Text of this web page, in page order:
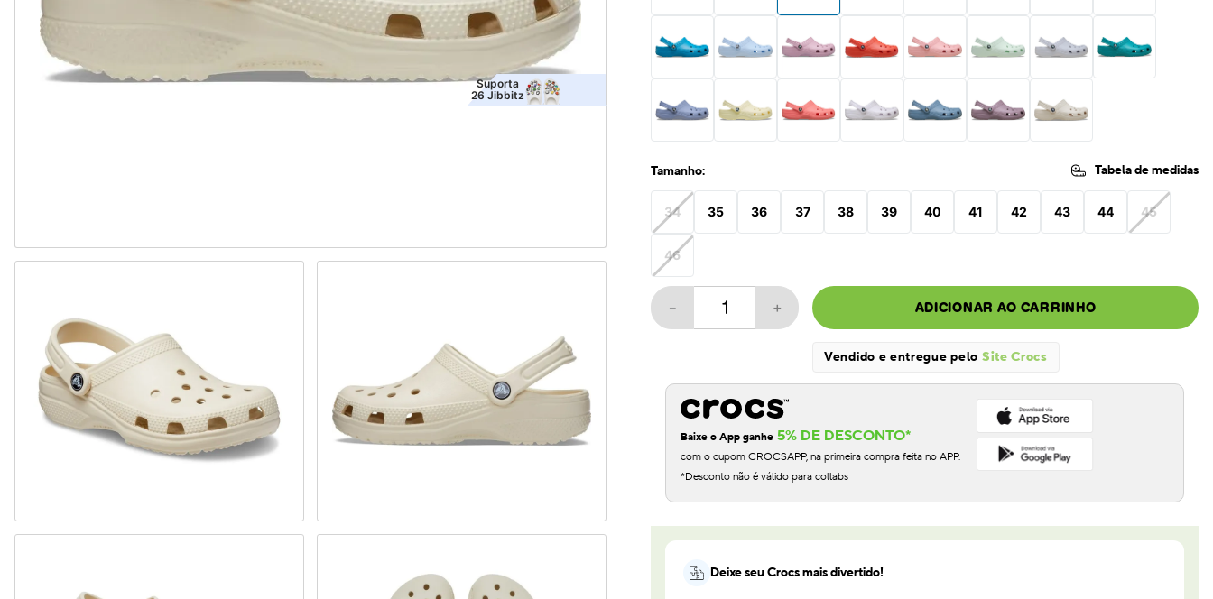
Suporta
26 Jibbitz
Tamanho: Tabela de medidas
34 35 36 37 38 39 40 41 42 43 44 45
46
＋
－ ADICIONAR AO CARRINHO
Vendido e entregue pelo Site Crocs
Baixe o App ganhe 5% DE DESCONTO*
com o cupom CROCSAPP, na primeira compra feita no APP.
*Desconto não é válido para collabs
Deixe seu Crocs mais divertido!
10º crocband